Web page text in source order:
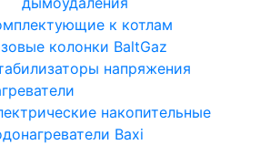
к котлам
колонки BaltGaz
напряжения
накопительные
Baxi